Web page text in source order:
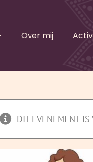
Over mij
DIT EVENEMENT IS